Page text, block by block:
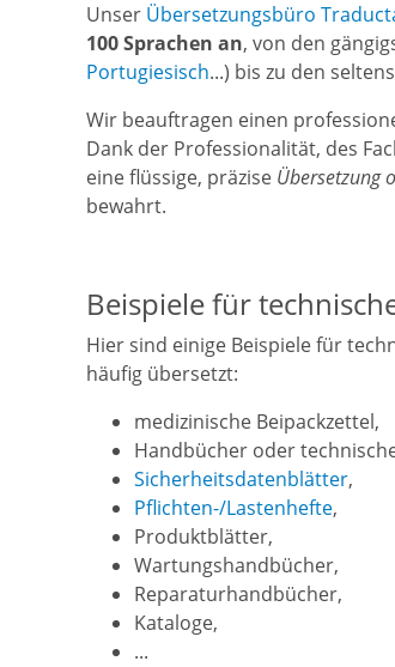
Unser Übersetzungsbüro
100 Sprachen an, von den
Portugiesisch...) bis zu den
Wir beauftragen einen
Dank der Professionalität, des
eine flüssige, präzise Übersetzung
bewahrt.
Beispiele für
Hier sind einige Beispiele für
häufig übersetzt:
medizinische Beipackzettel,
Handbücher oder
Sicherheitsdatenblätter,
Pflichten-/Lastenhefte,
Produktblätter,
Wartungshandbücher,
Reparaturhandbücher,
Kataloge,
...